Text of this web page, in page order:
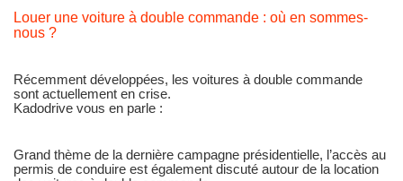
Louer une voiture à double commande : où en sommes-
nous ?
Récemment développées, les voitures à double commande
sont actuellement en crise.
Kadodrive vous en parle :
Grand thème de la dernière campagne présidentielle, l’accès au
permis de conduire est également discuté autour de la location